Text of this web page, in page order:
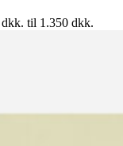
til 1.350 dkk.